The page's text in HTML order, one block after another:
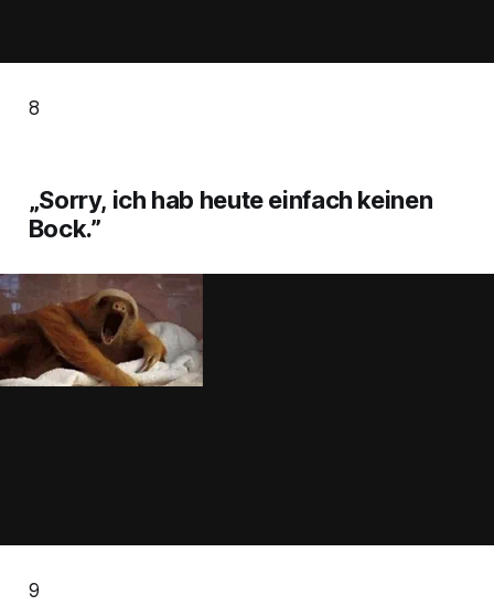
8
„Sorry, ich hab heute einfach keinen
Bock.”
9